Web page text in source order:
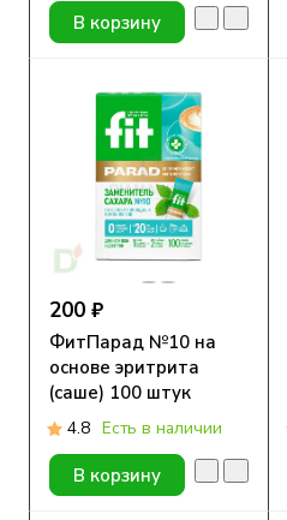
В корзину
200 ₽
ФитПарад №10 на
основе эритрита
(саше) 100 штук
4.8 Есть в наличии
В корзину